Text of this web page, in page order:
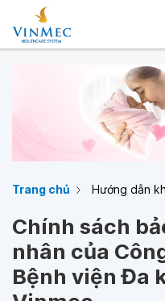
Trang chủ Hướng dẫn
Chính sách
nhân của
Bệnh viện Đa